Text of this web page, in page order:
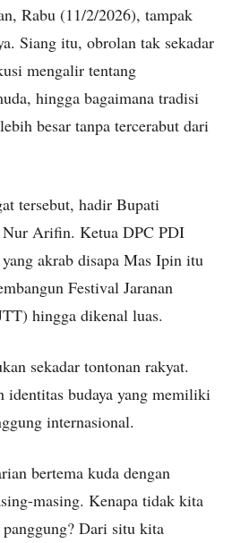
Rabu (11/2/2026), tampak
Siang itu, obrolan tak sekadar
mengalir tentang
hingga bagaimana tradisi
besar tanpa tercerabut dari
tersebut, hadir Bupati
Nur Arifin. Ketua DPC PDI
akrab disapa Mas Ipin itu
Festival Jaranan
hingga dikenal luas.
sekadar tontonan rakyat.
budaya yang memiliki
internasional.
bertema kuda dengan
masing. Kenapa tidak kita
Dari situ kita